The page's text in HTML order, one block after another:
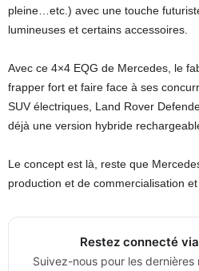
pleine…etc.) avec une touche
lumineuses et certains accessoires.
Avec ce 4×4 EQG de Mercedes, le
frapper fort et faire face à ses
SUV électriques, Land Rover
déjà une version hybride
Le concept est là, reste que
production et de commercialisation et
Restez connecté
Suivez-nous pour les dernières